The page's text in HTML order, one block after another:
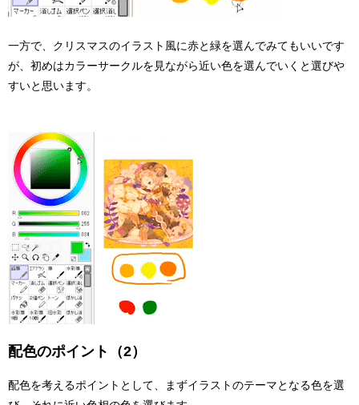
一方で、クリスマスのイラスト風に赤と緑を選んでみてもいいです
が、初めはカラーサークルを見ながら近い色を選んでいくと選びや
すいと思います。
配色のポイント（2）
配色を考えるポイントとして、まずイラストのテーマとなる色を選